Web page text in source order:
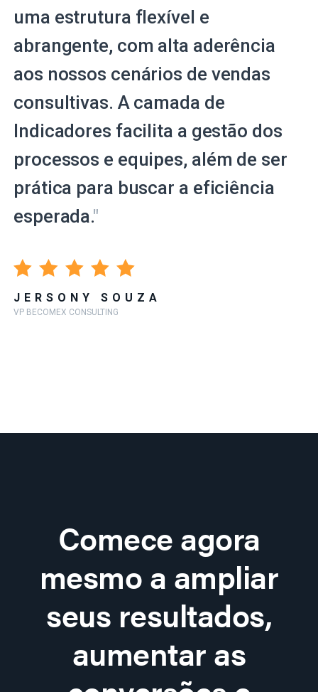
uma estrutura flexível e
abrangente, com alta aderência
aos nossos cenários de vendas
consultivas. A camada de
Indicadores facilita a gestão dos
processos e equipes, além de ser
prática para buscar a eficiência
esperada."
JERSONY SOUZA
VP BECOMEX CONSULTING
Comece agora
mesmo a ampliar
seus resultados,
aumentar as